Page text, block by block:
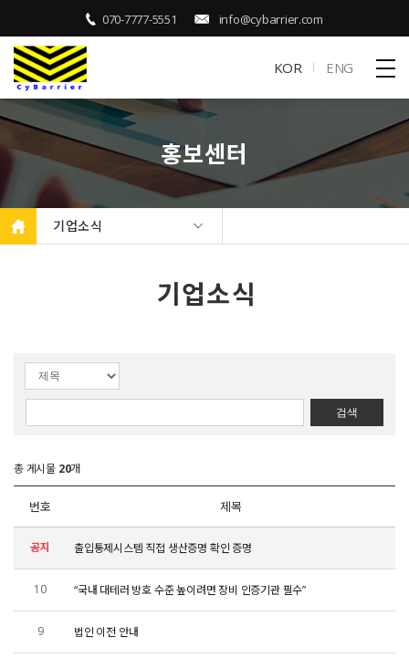
070-7777-5551 info@cybarrier.com
KOR ENG
홍보센터
기업소식
기업소식
총 게시물 20개
번호 제목
공지 출입통제시스템 직접 생산증명 확인 증명
10 “국내 대테러 방호 수준 높이려면 장비 인증기관 필수”
9 법인 이전 안내